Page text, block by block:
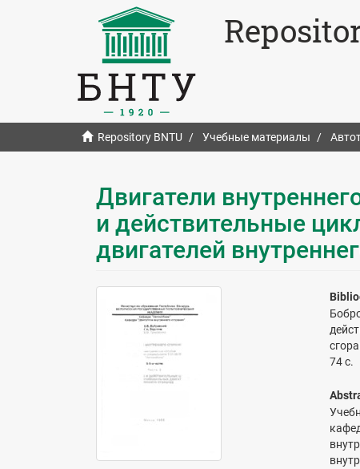
Repository BNTU Учебные материалы
Двигатели
и действительные
двигателей
74 с.